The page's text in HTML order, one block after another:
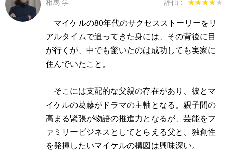
マイケルの80年代のサクセスストーリーをリ
アルタイムで追ってきた身には、その背後に目
が行くが、中でも驚いたのは成功しても実家に
住んでいたこと。
そこには支配的な父親の存在があり、彼とマ
イケルの葛藤がドラマの主軸となる。親子間の
高まる緊張が物語の推進力となるが、芸能をフ
ァミリービジネスとしてとらえる父と、独創性
を発揮したいマイケルの構図は興味深い。